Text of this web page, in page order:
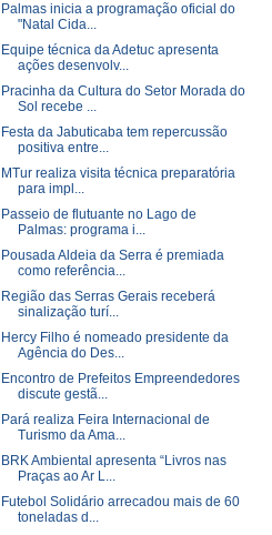
Palmas inicia a programação oficial do
"Natal Cida...
Equipe técnica da Adetuc apresenta
ações desenvolv...
Pracinha da Cultura do Setor Morada do
Sol recebe ...
Festa da Jabuticaba tem repercussão
positiva entre...
MTur realiza visita técnica preparatória
para impl...
Passeio de flutuante no Lago de
Palmas: programa i...
Pousada Aldeia da Serra é premiada
como referência...
Região das Serras Gerais receberá
sinalização turí...
Hercy Filho é nomeado presidente da
Agência do Des...
Encontro de Prefeitos Empreendedores
discute gestã...
Pará realiza Feira Internacional de
Turismo da Ama...
BRK Ambiental apresenta “Livros nas
Praças ao Ar L...
Futebol Solidário arrecadou mais de 60
toneladas d...